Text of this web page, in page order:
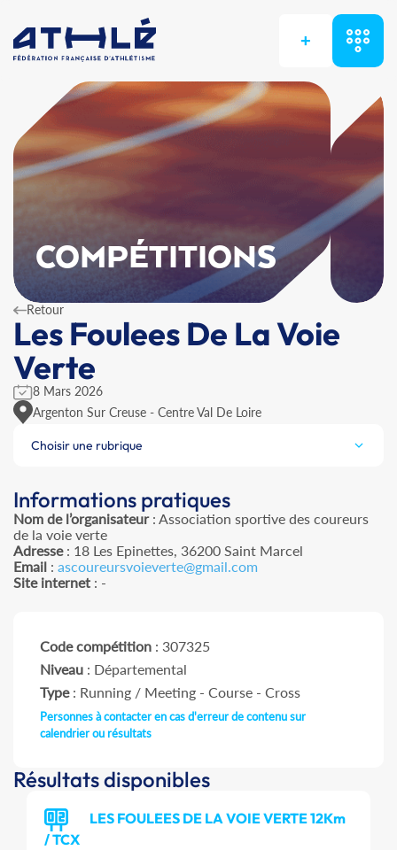
+
COMPÉTITIONS
Retour
Les Foulees De La Voie
Verte
8 Mars 2026
Argenton Sur Creuse - Centre Val De Loire
Choisir une rubrique
Informations pratiques
Nom de l’organisateur: Association sportive des coureurs
de la voie verte
Adresse: 18 Les Epinettes, 36200 Saint Marcel
Email : ascoureursvoieverte@gmail.com
Site internet : -
Code compétition : 307325
Niveau : Départemental
Type: Running / Meeting - Course - Cross
Personnes à contacter en cas d'erreur de contenu sur
calendrier ou résultats
Résultats disponibles
LES FOULEES DE LA VOIE VERTE 12Km
/ TCX